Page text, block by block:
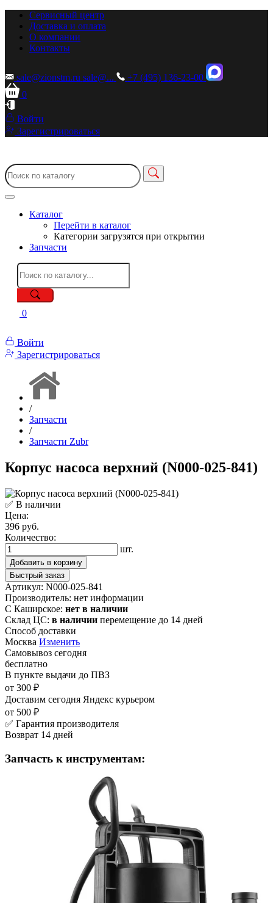
Сервисный центр
Доставка и оплата
О компании
Контакты
sale@zionstm.ru sale@...
+7 (495) 136-23-00
0
Войти
Зарегистрироваться
Каталог
Перейти в каталог
Категории загрузятся при открытии
Запчасти
0
Войти
Зарегистрироваться
/
Запчасти
/
Запчасти Zubr
Корпус насоса верхний (N000-025-841)
✅ В наличии
Цена:
396 руб.
Количество:
шт.
Добавить в корзину
Быстрый заказ
Артикул: N000-025-841
Производитель: нет информации
С Каширское: нет в наличии
Склад ЦС: в наличии перемещение до 14 дней
Способ доставки
Москва Изменить
Самовывоз сегодня
бесплатно
В пункте выдачи до ПВЗ
от 300 ₽
Доставим сегодня Яндекс курьером
от 500 ₽
✅ Гарантия производителя
Возврат 14 дней
Запчасть к инструментам: